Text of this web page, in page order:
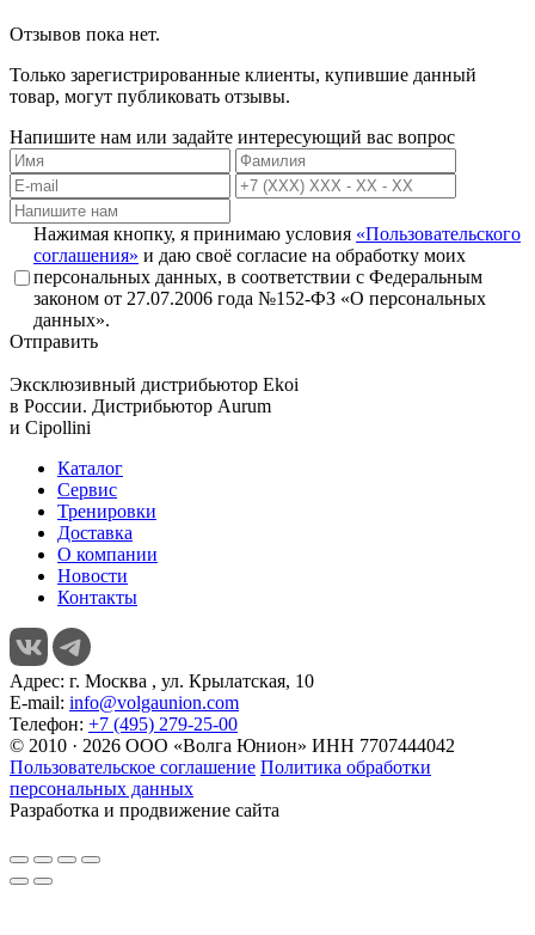
Отзывов пока нет.
Только зарегистрированные клиенты, купившие данный
товар, могут публиковать отзывы.
Напишите нам или задайте интересующий вас вопрос
Нажимая кнопку, я принимаю условия «Пользовательского
соглашения» и даю своё согласие на обработку моих
персональных данных, в соответствии с Федеральным
законом от 27.07.2006 года №152-ФЗ «О персональных
данных».
Отправить
Эксклюзивный дистрибьютор Ekoi
в России. Дистрибьютор Aurum
и Cipollini
Каталог
Сервис
Тренировки
Доставка
О компании
Новости
Контакты
Адрес: г. Москва , ул. Крылатская, 10
E-mail: info@volgaunion.com
Телефон: +7 (495) 279-25-00
© 2010 · 2026 ООО «Волга Юнион» ИНН 7707444042
Пользовательское соглашение Политика обработки
персональных данных
Разработка и продвижение сайта